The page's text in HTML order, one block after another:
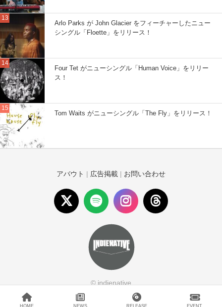
Arlo Parks が John Glacier をフィーチャーしたニュー
シングル「Floette」をリリース！
Four Tet がニューシングル「Human Voice」をリリー
ス！
Tom Waits がニューシングル「The Fly」をリリース！
HOME NEWS RELEASE EVENT
アバウト | 広告掲載 | お問い合わせ
© indienative